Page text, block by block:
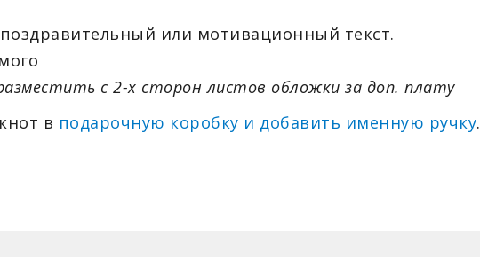
или мотивационный текст.
с 2-х сторон листов обложки за доп. плату
в подарочную коробку и добавить именную ручку.